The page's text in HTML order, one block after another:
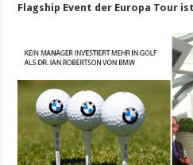
Flagship Event der Europa Tour